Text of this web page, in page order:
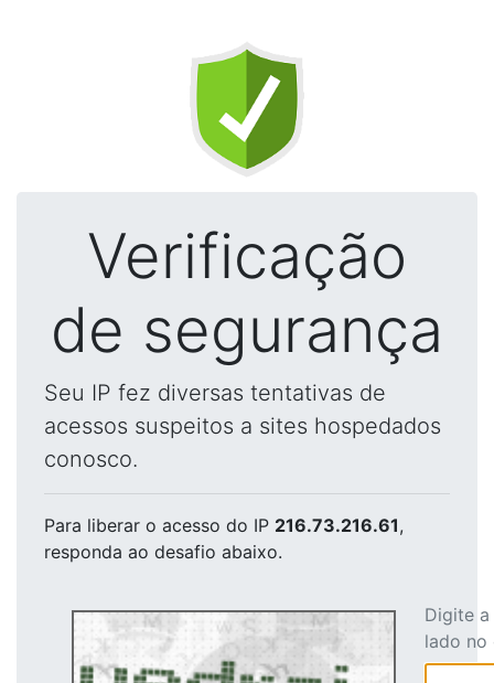
Verificação
de segurança
Seu IP fez diversas tentativas de
acessos suspeitos a sites hospedados
conosco.
Para liberar o acesso do IP 216.73.216.61,
responda ao desafio abaixo.
Digite
lado no